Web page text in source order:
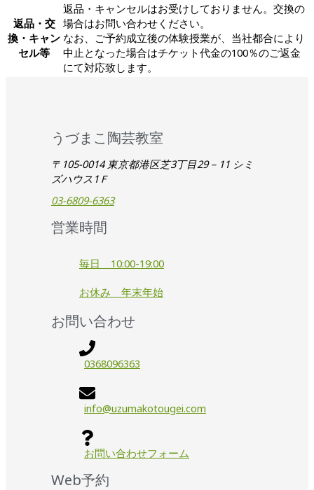
返品・交
換・キャン
セル等
返品・キャンセルはお受けしておりません。交換の
場合はお問い合わせください。
なお、ご予約成立後の体験授業が、当社都合により
中止となった場合はチケット代金の100％のご返金
にて対応致します。
うづまこ陶芸教室
〒105-0014 東京都港区芝3丁目29－11 シミ
ズハウス1Ｆ
03-6809-6363
営業時間
毎日 10:00-19:00
お休み 年末年始
お問い合わせ
0368096363
info@uzumakotougei.com
お問い合わせフォーム
Web予約